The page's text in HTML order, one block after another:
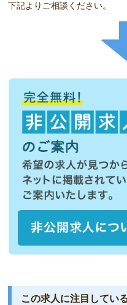
下記よりご相談ください。
この求人に注目してい